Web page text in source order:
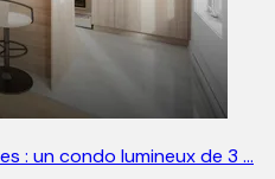
: un condo lumineux de 3 …